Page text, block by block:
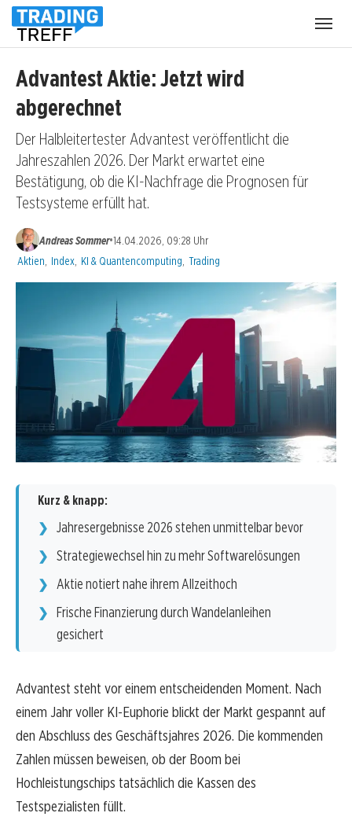
Advantest Aktie: Jetzt wird
abgerechnet
Der Halbleitertester Advantest veröffentlicht die
Jahreszahlen 2026. Der Markt erwartet eine
Bestätigung, ob die KI-Nachfrage die Prognosen für
Testsysteme erfüllt hat.
Andreas Sommer•14.04.2026, 09:28 Uhr
Kategorien:
Aktien Index KI & Quantencomputing Trading
Kurz & knapp:
Jahresergebnisse 2026 stehen unmittelbar bevor
Strategiewechsel hin zu mehr Softwarelösungen
Aktie notiert nahe ihrem Allzeithoch
Frische Finanzierung durch Wandelanleihen
gesichert
Advantest steht vor einem entscheidenden Moment. Nach
einem Jahr voller KI-Euphorie blickt der Markt gespannt auf
den Abschluss des Geschäftsjahres 2026. Die kommenden
Zahlen müssen beweisen, ob der Boom bei
Hochleistungschips tatsächlich die Kassen des
Testspezialisten füllt.